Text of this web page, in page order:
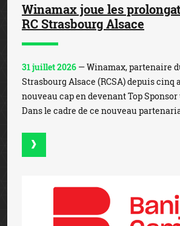
Winamax joue les
RC Strasbourg Alsace
31 juillet 2026 — Winamax, partenaire
Strasbourg Alsace (RCSA) depuis cinq
nouveau cap en devenant Top
Dans le cadre de ce nouveau